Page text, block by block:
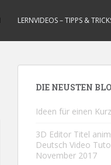
LERNVIDEOS – TIPPS &
DIE NEUSTEN
Ideen für einen
3D Editor Titel
Deutsch Video
November 2017